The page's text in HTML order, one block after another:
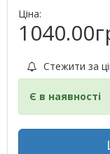
Ціна:
Стежити за
Є в наявності